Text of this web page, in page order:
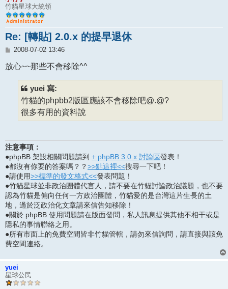
竹貓星球大統領
Re: [轉貼] 2.0.x 的提早退休
文
2008-07-02 13:46
放心~~那些不會移除^^
yuei 寫:
竹貓的phpbb2版區應該不會移除吧@.@?
很多有用的資料說
注意事項：
●phpBB 架設相關問題請到 + phpBB 3.0.x 討論區發表！
●都沒有你要的答案嗎？？>>點這裡<<搜尋一下吧！
●請使用>>標準的發文格式<<發表問題！
●竹貓星球並非政治團體代言人，請不要在竹貓討論政治議題，也不要
認為竹貓是偏向任何一方政治團體，竹貓愛的是台灣這片生長的土
地，過於泛政治化文章請來信告知移除！
●關於 phpBB 使用問題請在版面發問，私人訊息提供其他不相干或是
隱私的事情聯絡之用。
●所有市面上的免費空間皆非竹貓管轄，請勿來信詢問，請直接與該免
費空間連絡。
yuei
星球公民